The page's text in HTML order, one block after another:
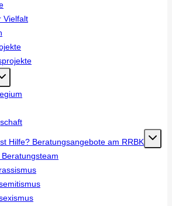
Vielfalt
Hilfe? Beratungsangebote am RRBK
Beratungsteam